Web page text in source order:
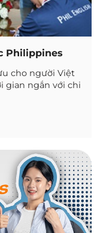
Philippines
cho người Việt
gian ngắn với chi
tập trung
lại hiệu quả rõ